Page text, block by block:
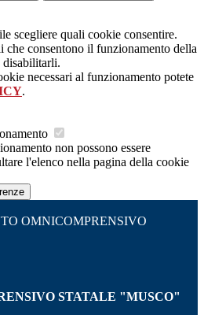
scegliere quali cookie consentire.
che consentono il funzionamento della
disabilitarli.
necessari al funzionamento potete
.
non possono essere
l'elenco nella pagina della cookie
OMNICOMPRENSIVO
STATALE "MUSCO"